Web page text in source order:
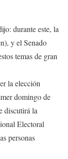
durante este, la
y el Senado
temas de gran
la elección
domingo de
discutirá la
Electoral
personas